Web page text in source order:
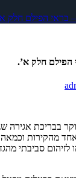
מהקירות
לזיהום סביבתי